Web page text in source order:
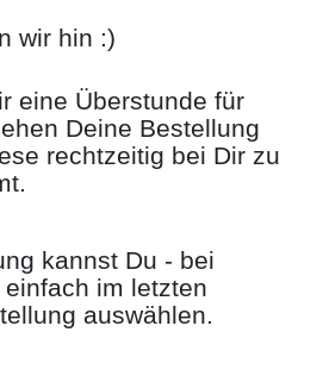
wir hin :)
eine Überstunde für
Deine Bestellung
rechtzeitig bei Dir zu
kannst Du - bei
im letzten
auswählen.